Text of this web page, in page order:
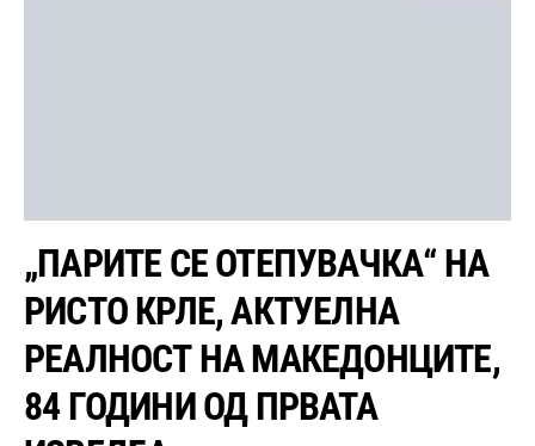
„ПАРИТЕ СЕ ОТЕПУВАЧКА“ НА
РИСТО КРЛЕ, АКТУЕЛНА
РЕАЛНОСТ НА МАКЕДОНЦИТЕ,
84 ГОДИНИ ОД ПРВАТА